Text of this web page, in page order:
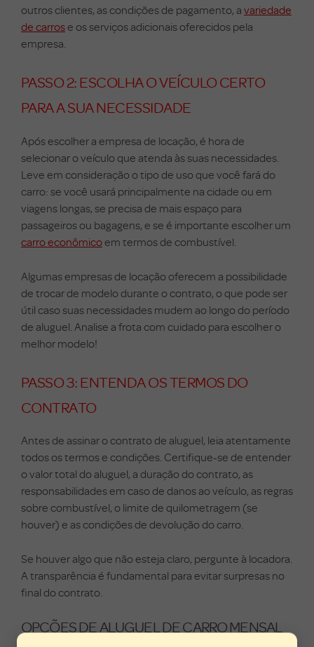
outros clientes, as condições de pagamento, a variedade
de carrose os serviços adicionais oferecidos pela
empresa.
PASSO 2: ESCOLHA O VEÍCULO CERTO
PARA A SUA NECESSIDADE
Após escolher a empresa de locação, é hora de
selecionar o veículo que atenda às suas necessidades.
Leve em consideração o tipo de uso que você fará do
carro: se você usará principalmente na cidade ou em
viagens longas, se precisa de mais espaço para
passageiros ou bagagens, e se é importante escolher um
carro econômicoem termos de combustível.
Algumas empresas de locação oferecem a possibilidade
de trocar de modelo durante o contrato, o que pode ser
útil caso suas necessidades mudem ao longo do período
de aluguel. Analise a frota com cuidado para escolher o
melhor modelo!
PASSO 3: ENTENDA OS TERMOS DO
CONTRATO
Antes de assinar o contrato de aluguel, leia atentamente
todos os termos e condições. Certifique-se de entender
o valor total do aluguel, a duração do contrato, as
responsabilidades em caso de danos ao veículo, as regras
sobre combustível, o limite de quilometragem (se
houver) e as condições de devolução do carro.
Se houver algo que não esteja claro, pergunte à locadora.
A transparência é fundamental para evitar surpresas no
final do contrato.
OPÇÕES DE ALUGUEL DE CARRO MENSAL